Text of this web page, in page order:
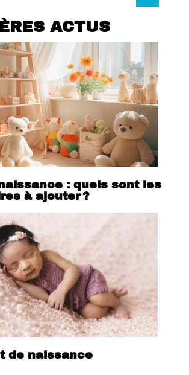
ACTUS
: quels sont les
à ajouter ?
de naissance